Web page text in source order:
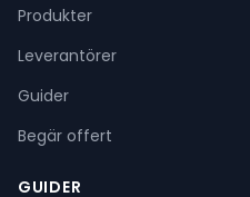
Produkter
Leverantörer
Guider
Begär offert
GUIDER